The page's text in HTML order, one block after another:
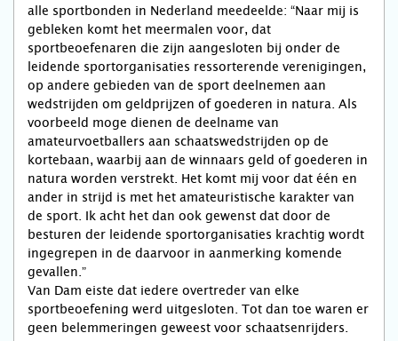
alle sportbonden in Nederland meedeelde: “Naar mij is
gebleken komt het meermalen voor, dat
sportbeoefenaren die zijn aangesloten bij onder de
leidende sportorganisaties ressorterende verenigingen,
op andere gebieden van de sport deelnemen aan
wedstrijden om geldprijzen of goederen in natura. Als
voorbeeld moge dienen de deelname van
amateurvoetballers aan schaatswedstrijden op de
kortebaan, waarbij aan de winnaars geld of goederen in
natura worden verstrekt. Het komt mij voor dat één en
ander in strijd is met het amateuristische karakter van
de sport. Ik acht het dan ook gewenst dat door de
besturen der leidende sportorganisaties krachtig wordt
ingegrepen in de daarvoor in aanmerking komende
gevallen.”
Van Dam eiste dat iedere overtreder van elke
sportbeoefening werd uitgesloten. Tot dan toe waren er
geen belemmeringen geweest voor schaatsenrijders.